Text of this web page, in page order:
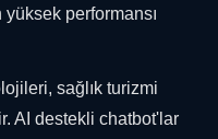
yüksek performansı
sağlık turizmi
AI destekli chatbot'lar